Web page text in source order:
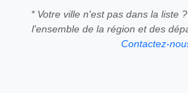
* Votre ville n'est pas dans la liste
l'ensemble de la région et des
Contactez-